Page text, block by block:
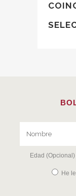
Edad (Opcional)
He